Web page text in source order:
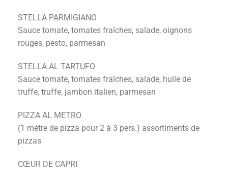
STELLA PARMIGIANO
Sauce tomate, tomates fraîches, salade, oignons
rouges, pesto, parmesan
STELLA AL TARTUFO
Sauce tomate, tomates fraîches, salade, huile de
truffe, truffe, jambon italien, parmesan
PIZZA AL METRO
(1 mètre de pizza pour 2 à 3 pers.) assortiments de
pizzas
CŒUR DE CAPRI